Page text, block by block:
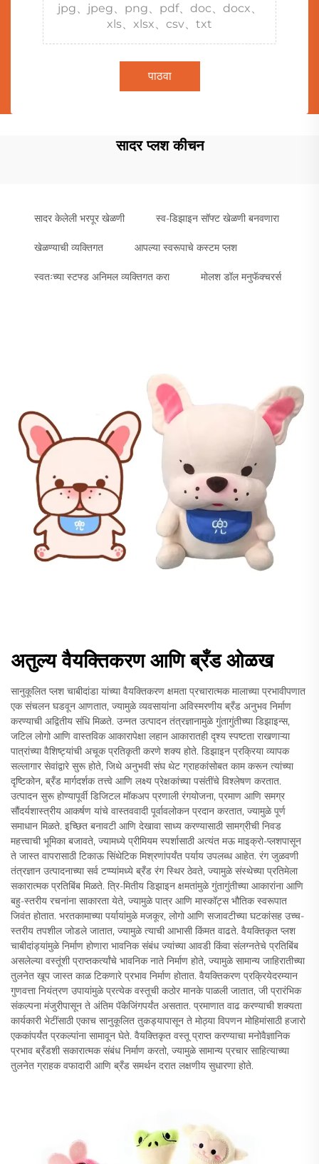
jpg、jpeg、png、pdf、doc、docx、
xls、xlsx、csv、txt
पाठवा
सादर प्लश कीचन
सादर केलेली भरपूर खेळणी स्व-डिझाइन सॉफ्ट खेळणी बनवणारा
खेळण्याची व्यक्तिगत आपल्या स्वरूपाचे कस्टम प्लश
स्वतःच्या स्टफ्ड अनिमल व्यक्तिगत करा मोलश डॉल मनुफॅक्चरर्स
अतुल्य वैयक्तिकरण आणि ब्रँड ओळख
सानुकूलित प्लश चाबीदांडा यांच्या वैयक्तिकरण क्षमता प्रचारात्मक मालाच्या प्रभावीपणात
एक संचलन घडवून आणतात, ज्यामुळे व्यवसायांना अविस्मरणीय ब्रँड अनुभव निर्माण
करण्याची अद्वितीय संधि मिळते. उन्नत उत्पादन तंत्रज्ञानामुळे गुंतागुंतीच्या डिझाइन्स,
जटिल लोगो आणि वास्तविक आकारापेक्षा लहान आकारातही दृश्य स्पष्टता राखणाऱ्या
पात्रांच्या वैशिष्ट्यांची अचूक प्रतिकृती करणे शक्य होते. डिझाइन प्रक्रिया व्यापक
सल्लागार सेवांद्वारे सुरू होते, जिथे अनुभवी संघ थेट ग्राहकांसोबत काम करून त्यांच्या
दृष्टिकोन, ब्रँड मार्गदर्शक तत्त्वे आणि लक्ष्य प्रेक्षकांच्या पसंतींचे विश्लेषण करतात.
उत्पादन सुरू होण्यापूर्वी डिजिटल मॉकअप प्रणाली रंगयोजना, प्रमाण आणि समग्र
सौंदर्यशास्त्रीय आकर्षण यांचे वास्तववादी पूर्वावलोकन प्रदान करतात, ज्यामुळे पूर्ण
समाधान मिळते. इच्छित बनावटी आणि देखावा साध्य करण्यासाठी सामग्रीची निवड
महत्त्वाची भूमिका बजावते, ज्यामध्ये प्रीमियम स्पर्शासाठी अत्यंत मऊ माइक्रो-प्लशपासून
ते जास्त वापरासाठी टिकाऊ सिंथेटिक मिश्रणांपर्यंत पर्याय उपलब्ध आहेत. रंग जुळवणी
तंत्रज्ञान उत्पादनाच्या सर्व टप्प्यांमध्ये ब्रँड रंग स्थिर ठेवते, ज्यामुळे संस्थेच्या प्रतिमेला
सकारात्मक प्रतिबिंब मिळते. त्रि-मितीय डिझाइन क्षमतांमुळे गुंतागुंतीच्या आकारांना आणि
बहु-स्तरीय रचनांना साकारता येते, ज्यामुळे पात्र आणि मास्कॉट्स भौतिक स्वरूपात
जिवंत होतात. भरतकामाच्या पर्यायांमुळे मजकूर, लोगो आणि सजावटीच्या घटकांसह उच्च-
स्तरीय तपशील जोडले जातात, ज्यामुळे त्याची आभासी किंमत वाढते. वैयक्तिकृत प्लश
चाबीदांड्यांमुळे निर्माण होणारा भावनिक संबंध ज्यांच्या आवडी किंवा संलग्नतेचे प्रतिबिंब
असलेल्या वस्तूंशी प्राप्तकर्त्यांचे भावनिक नाते निर्माण होते, ज्यामुळे सामान्य जाहिरातीच्या
तुलनेत खूप जास्त काळ टिकणारे प्रभाव निर्माण होतात. वैयक्तिकरण प्रक्रियेदरम्यान
गुणवत्ता नियंत्रण उपायांमुळे प्रत्येक वस्तूची कठोर मानके पाळली जातात, जी प्रारंभिक
संकल्पना मंजुरीपासून ते अंतिम पॅकेजिंगपर्यंत असतात. प्रमाणात वाढ करण्याची शक्यता
कार्यकारी भेटींसाठी एकाच सानुकूलित तुकड्यापासून ते मोठ्या विपणन मोहिमांसाठी हजारो
एककांपर्यंत प्रकल्पांना सामावून घेते. वैयक्तिकृत वस्तू प्राप्त करण्याचा मनोवैज्ञानिक
प्रभाव ब्रँडशी सकारात्मक संबंध निर्माण करतो, ज्यामुळे सामान्य प्रचार साहित्याच्या
तुलनेत ग्राहक वफादारी आणि ब्रँड समर्थन दरात लक्षणीय सुधारणा होते.